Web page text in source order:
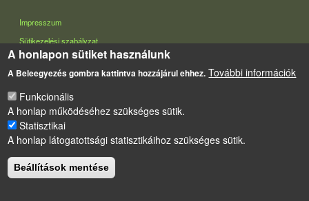
LÁBLÉC
Impresszum
Sütikezelési szabályzat
alapú webhely
A honlapon sütiket használunk
A Beleegyezés gombra kattintva hozzájárul ehhez. További információk
Funkcionális
A honlap működéséhez szükséges sütik.
Statisztikai
A honlap látogatottsági statisztikáihoz szükséges sütik.
Beállítások mentése